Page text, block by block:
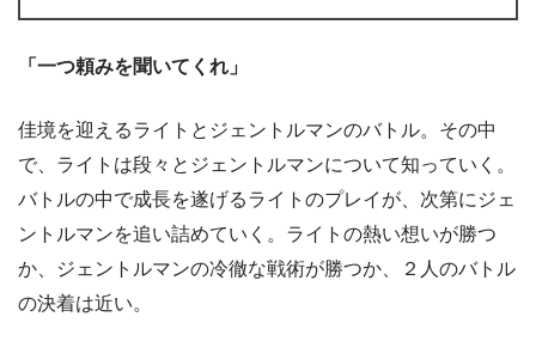
「一つ頼みを聞いてくれ」
佳境を迎えるライトとジェントルマンのバトル。その中
で、ライトは段々とジェントルマンについて知っていく。
バトルの中で成長を遂げるライトのプレイが、次第にジェ
ントルマンを追い詰めていく。ライトの熱い想いが勝つ
か、ジェントルマンの冷徹な戦術が勝つか、２人のバトル
の決着は近い。